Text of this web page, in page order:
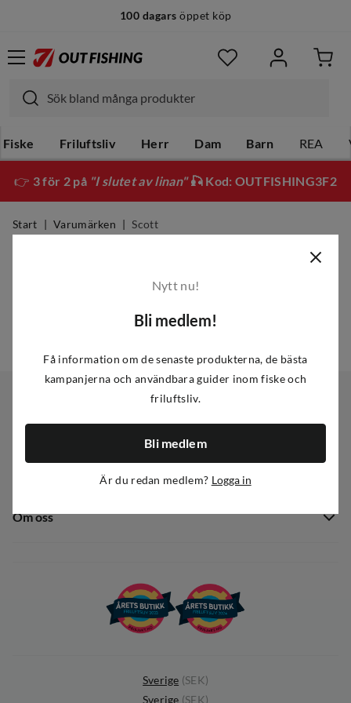
100 dagars öppet köp
Fiske Friluftsliv Herr Dam Barn REA
👉 3 för 2 på "I slutet av linan"🎣 Kod: OUTFISHING3F2
Start Varumärken Scott
Dataskyddspolicy
Sortiment
Om oss
Sverige (SEK)
Sverige (SEK)
Nytt nu!
Bli medlem!
Få information om de senaste produkterna, de bästa
kampanjerna och användbara guider inom fiske och
friluftsliv.
Bli medlem
Är du redan medlem? Logga in